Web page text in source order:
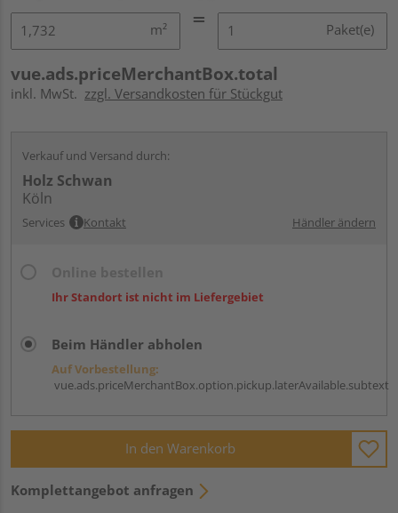
m² Paket(e)
vue.ads.priceMerchantBox.total
inkl. MwSt. zzgl. Versandkosten für Stückgut
Verkauf und Versand durch:
Holz Schwan
Köln
Services Kontakt Händler ändern
Ihr Standort ist nicht im Liefergebiet
Beim Händler abholen
Auf Vorbestellung:
vue.ads.priceMerchantBox.option.pickup.laterAvailable.subtext
In den Warenkorb
Komplettangebot anfragen